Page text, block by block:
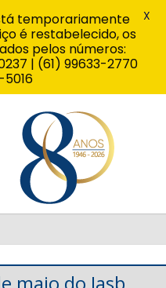
maio do Iasb
temporariamente
é restabelecido, os
pelos números:
| (61) 99633-2770
5016
X